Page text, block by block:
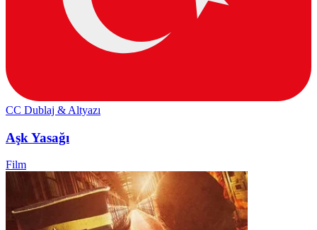
CC Dublaj & Altyazı
Aşk Yasağı
Film